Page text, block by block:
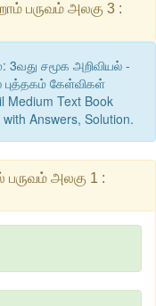
பருவம் அலகு 3 :
3வது சமூக அறிவியல் -
புத்தகம் கேள்விகள்
Medium Text Book
Answers, Solution.
பருவம் அலகு 1 :